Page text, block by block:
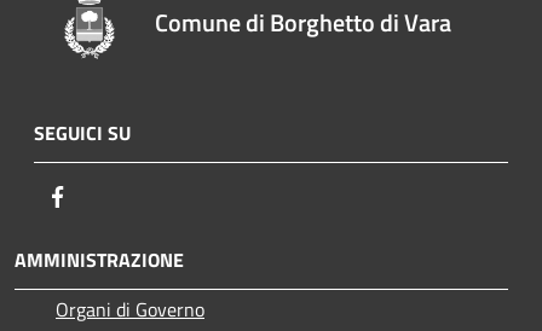
Comune di Borghetto di Vara
SEGUICI SU
AMMINISTRAZIONE
Organi di Governo